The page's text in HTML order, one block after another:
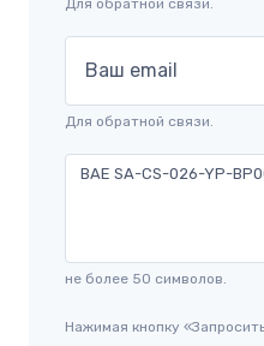
Ваш email
Для обратной связи.
не более 50 символов.
Нажимая кнопку